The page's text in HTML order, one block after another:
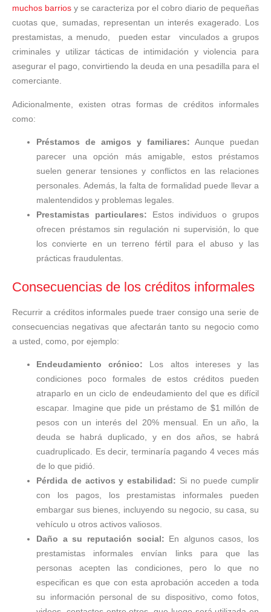
muchos barrios y se caracteriza por el cobro diario de pequeñas
cuotas que, sumadas, representan un interés exagerado. Los
prestamistas, a menudo, pueden estar vinculados a grupos
criminales y utilizar tácticas de intimidación y violencia para
asegurar el pago, convirtiendo la deuda en una pesadilla para el
comerciante.
Adicionalmente, existen otras formas de créditos informales
como:
Préstamos de amigos y familiares: Aunque puedan
parecer una opción más amigable, estos préstamos
suelen generar tensiones y conflictos en las relaciones
personales. Además, la falta de formalidad puede llevar a
malentendidos y problemas legales.
Prestamistas particulares: Estos individuos o grupos
ofrecen préstamos sin regulación ni supervisión, lo que
los convierte en un terreno fértil para el abuso y las
prácticas fraudulentas.
Consecuencias de los créditos informales
Recurrir a créditos informales puede traer consigo una serie de
consecuencias negativas que afectarán tanto su negocio como
a usted, como, por ejemplo:
Endeudamiento crónico: Los altos intereses y las
condiciones poco formales de estos créditos pueden
atraparlo en un ciclo de endeudamiento del que es difícil
escapar. Imagine que pide un préstamo de $1 millón de
pesos con un interés del 20% mensual. En un año, la
deuda se habrá duplicado, y en dos años, se habrá
cuadruplicado. Es decir, terminaría pagando 4 veces más
de lo que pidió.
Pérdida de activos y estabilidad: Si no puede cumplir
con los pagos, los prestamistas informales pueden
embargar sus bienes, incluyendo su negocio, su casa, su
vehículo u otros activos valiosos.
Daño a su reputación social: En algunos casos, los
prestamistas informales envían links para que las
personas acepten las condiciones, pero lo que no
especifican es que con esta aprobación acceden a toda
su información personal de su dispositivo, como fotos,